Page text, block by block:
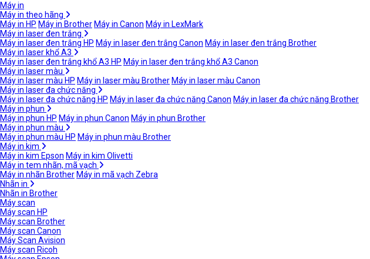
Máy in
Máy in theo hãng
Máy in HP Máy in Brother Máy in Canon Máy in LexMark
Máy in laser đen trắng
Máy in laser đen trắng HP Máy in laser đen trắng Canon Máy in laser đen trắng Brother
Máy in laser khổ A3
Máy in laser đen trắng khổ A3 HP Máy in laser đen trắng khổ A3 Canon
Máy in laser màu
Máy in laser màu HP Máy in laser màu Brother Máy in laser màu Canon
Máy in laser đa chức năng
Máy in laser đa chức năng HP Máy in laser đa chức năng Canon Máy in laser đa chức năng Brother
Máy in phun
Máy in phun HP Máy in phun Canon Máy in phun Brother
Máy in phun màu
Máy in phun màu HP Máy in phun màu Brother
Máy in kim
Máy in kim Epson Máy in kim Olivetti
Máy in tem nhãn, mã vạch
Máy in nhãn Brother Máy in mã vạch Zebra
Nhãn in
Nhãn in Brother
Máy scan
Máy scan HP
Máy scan Brother
Máy scan Canon
Máy Scan Avision
Máy scan Ricoh